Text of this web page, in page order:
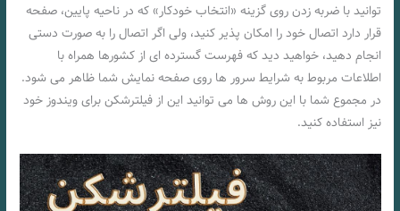
توانید با ضربه زدن روی گزینه «انتخاب خودکار» که در ناحیه پایین، صفحه
قرار دارد اتصال خود را امکان پذیر کنید، ولی اگر اتصال را به صورت دستی
انجام دهید، خواهید دید که فهرست گسترده ای از کشورها همراه با
اطلاعات مربوط به شرایط سرور ها روی صفحه نمایش شما ظاهر می شود.
در مجموع شما با این روش ها می توانید این از فیلترشکن برای ویندوز خود
نیز استفاده کنید.